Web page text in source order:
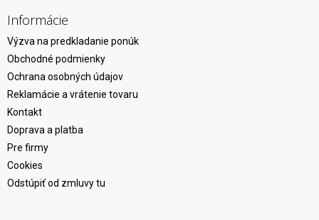
Informácie
Výzva na predkladanie ponúk
Obchodné podmienky
Ochrana osobných údajov
Reklamácie a vrátenie tovaru
Kontakt
Doprava a platba
Pre firmy
Cookies
Odstúpiť od zmluvy tu